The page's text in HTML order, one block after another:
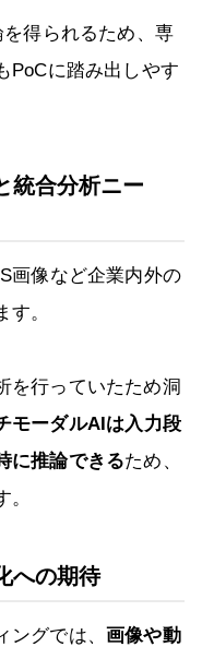
得られるため、専
PoCに踏み出しやす
統合分析ニー
画像など企業内外の
。
を行っていたため洞
モーダルAIは入力段
に推論できるため、
への期待
グでは、 画像や動